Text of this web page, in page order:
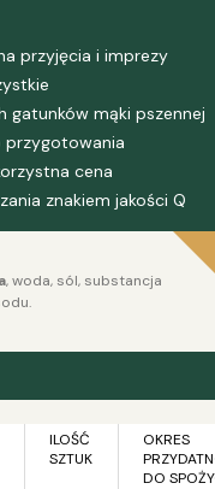
przyjęcia i imprezy
gatunków mąki pszennej
przygotowania
cena
znakiem jakości Q
, woda, sól, substancja
ILOŚĆ
SZTUK
OKRES
DO